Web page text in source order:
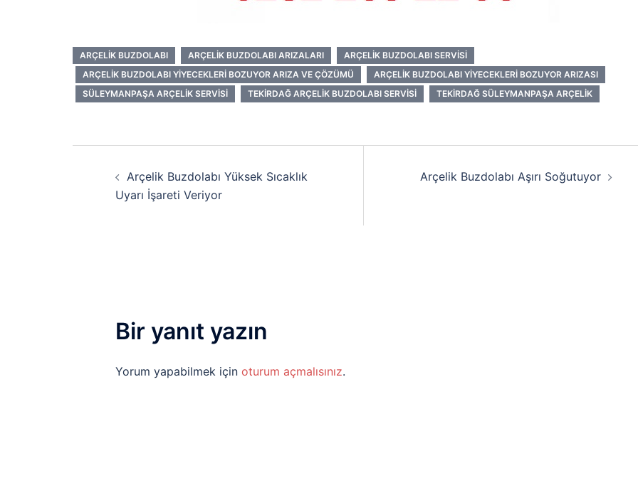
ARÇELIK BUZDOLABI ARÇELIK BUZDOLABI ARIZALARI
ARÇELIK BUZDOLABI SERVISI
ARÇELIK BUZDOLABI YIYECEKLERI BOZUYOR ARIZA VE ÇÖZÜMÜ
ARÇELIK BUZDOLABI YIYECEKLERI BOZUYOR ARIZASI
SÜLEYMANPAŞA ARÇELIK SERVISI
TEKIRDAĞ ARÇELIK BUZDOLABI SERVISI TEKIRDAĞ SÜLEYMANPAŞA ARÇELIK
dolaşımı
Arçelik Buzdolabı Yüksek Sıcaklık
Uyarı İşareti Veriyor
Arçelik Buzdolabı Aşırı Soğutuyor
Bir yanıt yazın
Yorum yapabilmek için oturum açmalısınız.